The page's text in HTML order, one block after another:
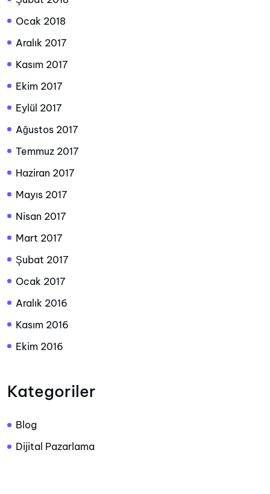
Ocak 2018
Aralık 2017
Kasım 2017
Ekim 2017
Eylül 2017
Ağustos 2017
Temmuz 2017
Haziran 2017
Mayıs 2017
Nisan 2017
Mart 2017
Şubat 2017
Ocak 2017
Aralık 2016
Kasım 2016
Ekim 2016
Kategoriler
Blog
Dijital Pazarlama